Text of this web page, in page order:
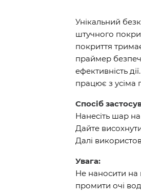
Унікальний
штучного
покриття
праймер
ефективність
працює з усіма
Спосіб
Нанесіть шар на
Дайте
Далі
Увага:
Не наносити на
промити очі